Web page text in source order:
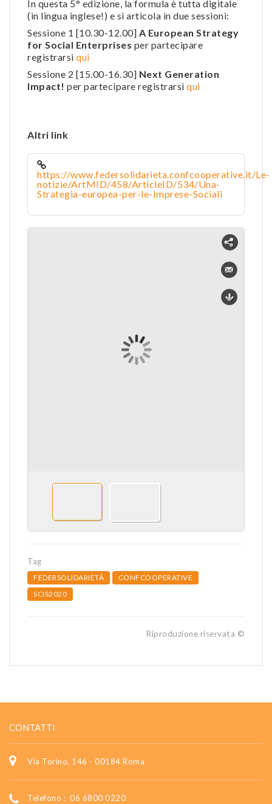
In questa 5° edizione, la formula è tutta digitale
(in lingua inglese!) e si articola in due sessioni:
Sessione 1 [10.30-12.00] A European Strategy
for Social Enterprises per partecipare
registrarsi qui
Sessione 2 [15.00-16.30] Next Generation
Impact! per partecipare registrarsi qui
Altri link
https://www.federsolidarieta.confcooperative.it/Le-
notizie/ArtMID/458/ArticleID/534/Una-
Strategia-europea-per-le-Imprese-Sociali
Tag
FEDERSOLIDARIETÀ
CONFCOOPERATIVE
SCIS2020
Riproduzione riservata ©
CONTATTI
Via Torino, 146 - 00184 Roma
Telefono : 06 6800 0220